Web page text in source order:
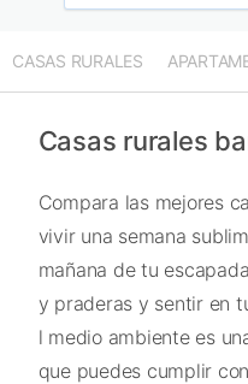
CASAS RURALES
Casas rurales
Compara las mejores
vivir una semana
mañana de tu
y praderas y sentir en
l medio ambiente es
que puedes cumplir